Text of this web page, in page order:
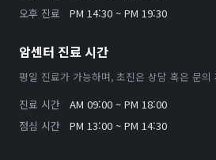
오후 진료
PM 14:30 ~ PM 19:30
암센터 진료 시간
평일 진료가 가능하며, 초진은 상담 혹은 문의
진료 시간
AM 09:00 ~ PM 18:00
점심 시간
PM 13:00 ~ PM 14:30